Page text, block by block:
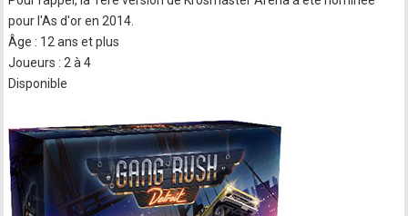
pour l'As d'or en 2014.
Âge : 12 ans et plus
Joueurs : 2 à 4
Disponible